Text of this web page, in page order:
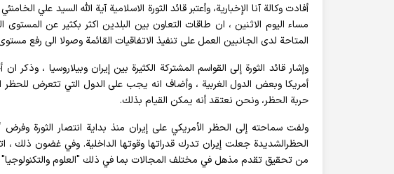
أفادت وکالة آنا الإخباریة، وأعتبر قائد الثورة الاسلامية آية الله السيد علي
مساء اليوم الاثنين ، ان طاقات التعاون بين البلدين اكثر بكثير عن
المتاحة لدى الجانبين العمل على تنفيذ الاتفاقيات القائمة وصولا الى رفع
وإشار قائد الثورة إلى القواسم المشتركة الكثيرة بين إيران وبيلاروسيا ،
أمريكا وبعض الدول الغربية ، وأضاف انه يجب على الدول التي تتعرض
حربة الحظر، ونحن نعتقد أنه يمكن القيام بذلك.
ولفت سماحته إلى الحظر الأمريكي على إيران منذ بداية انتصار الثورة
الحظرالشديدة جعلت إيران تدرك قدراتها وقوتها الداخلية. وفي غضون ذلك ،
من تحقيق تقدم مذهل في مختلف المجالات بما في ذلك "العلوم والتكنولوجيا"